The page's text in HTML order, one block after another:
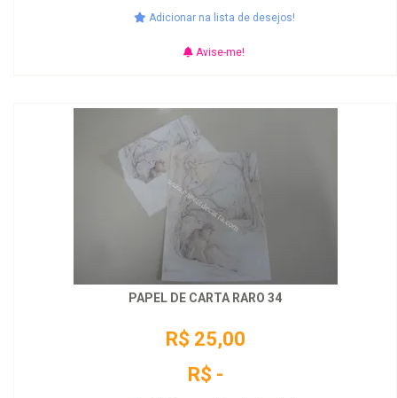
Adicionar na lista de desejos!
Avise-me!
PAPEL DE CARTA RARO 34
R$ 25,00
R$ -